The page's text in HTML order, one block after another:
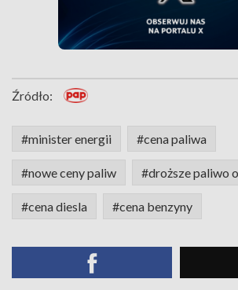
Źródło:
#minister energii #cena paliwa
#nowe ceny paliw #droższe paliwo
#cena diesla #cena benzyny